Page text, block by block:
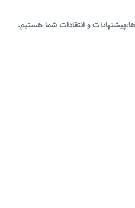
و انتقادات شما هستیم.